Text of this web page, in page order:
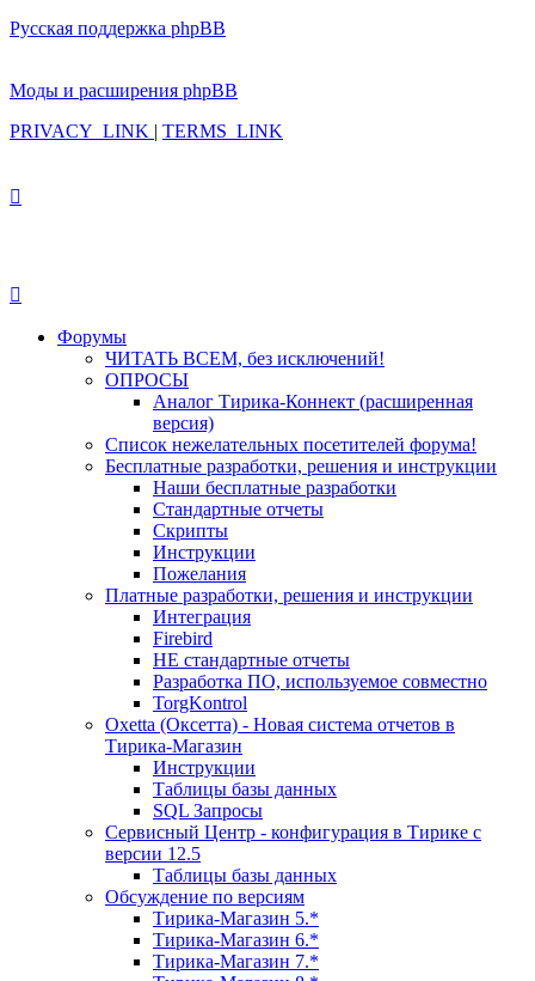
Русская поддержка phpBB
Моды и расширения phpBB
PRIVACY_LINK | TERMS_LINK
Форумы
ЧИТАТЬ ВСЕМ, без исключений!
ОПРОСЫ
Аналог Тирика-Коннект (расширенная
версия)
Список нежелательных посетителей форума!
Бесплатные разработки, решения и инструкции
Наши бесплатные разработки
Стандартные отчеты
Скрипты
Инструкции
Пожелания
Платные разработки, решения и инструкции
Интеграция
Firebird
НЕ стандартные отчеты
Разработка ПО, используемое совместно
TorgKontrol
Oxetta (Оксетта) - Новая система отчетов в
Тирика-Магазин
Инструкции
Таблицы базы данных
SQL Запросы
Сервисный Центр - конфигурация в Тирике с
версии 12.5
Таблицы базы данных
Обсуждение по версиям
Тирика-Магазин 5.*
Тирика-Магазин 6.*
Тирика-Магазин 7.*